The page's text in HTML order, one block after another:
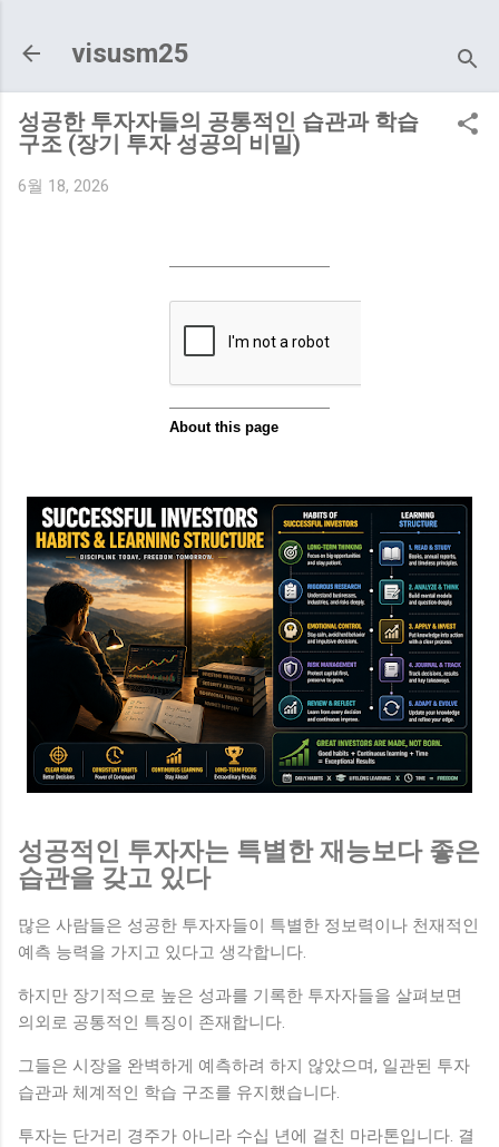
visusm25
성공한 투자자들의 공통적인 습관과 학습
구조 (장기 투자 성공의 비밀)
6월 18, 2026
성공적인 투자자는 특별한 재능보다 좋은
습관을 갖고 있다
많은 사람들은 성공한 투자자들이 특별한 정보력이나 천재적인
예측 능력을 가지고 있다고 생각합니다.
하지만 장기적으로 높은 성과를 기록한 투자자들을 살펴보면
의외로 공통적인 특징이 존재합니다.
그들은 시장을 완벽하게 예측하려 하지 않았으며, 일관된 투자
습관과 체계적인 학습 구조를 유지했습니다.
투자는 단거리 경주가 아니라 수십 년에 걸친 마라톤입니다. 결